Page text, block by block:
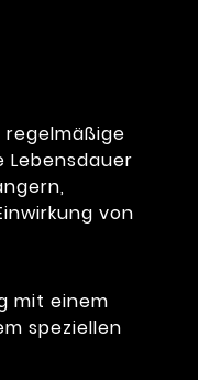
Lebensdauer
von
mit einem
speziellen